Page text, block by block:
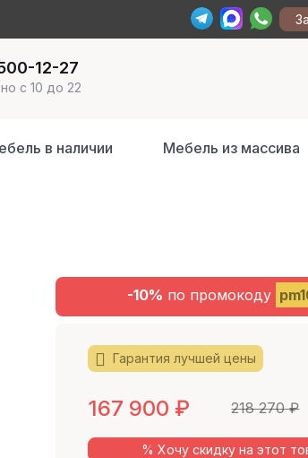
12-27
с 10 до 22
в наличии Мебель из массива
-10% по промокоду
Гарантия лучшей цены
167 900 ₽ 218 270₽
% Хочу скидку на этот